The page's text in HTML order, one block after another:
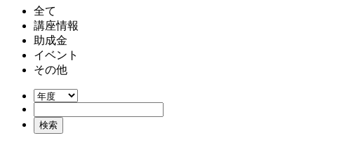
全て
講座情報
助成金
イベント
その他